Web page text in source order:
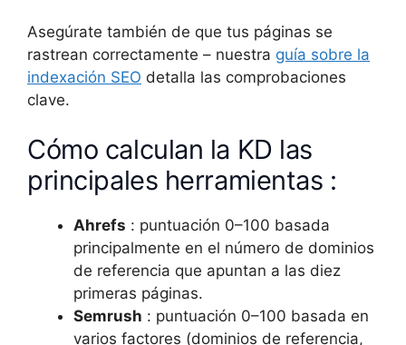
Asegúrate también de que tus páginas se
rastrean correctamente – nuestra guía sobre la
indexación SEO detalla las comprobaciones
clave.
Cómo calculan la KD las
principales herramientas :
Ahrefs : puntuación 0–100 basada
principalmente en el número de dominios
de referencia que apuntan a las diez
primeras páginas.
Semrush : puntuación 0–100 basada en
varios factores (dominios de referencia,